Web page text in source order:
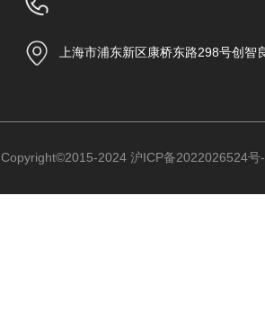
上海市浦东新区康桥东路298号创智
Copyright©2015-2024 沪ICP备2022026524号